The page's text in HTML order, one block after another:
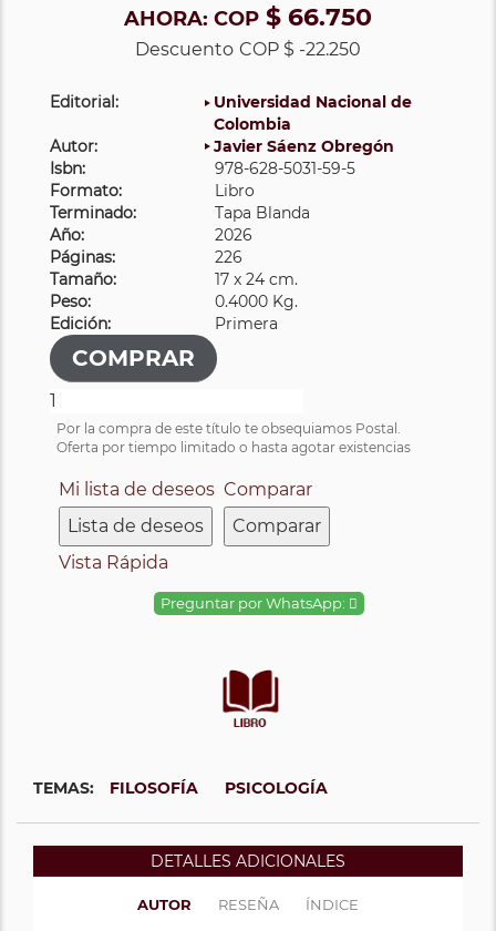
AHORA: COP $ 66.750
Descuento COP $ -22.250
Editorial:
Universidad Nacional de
Colombia
Autor:
Javier Sáenz Obregón
Isbn:
978-628-5031-59-5
Formato:
Libro
Terminado:
Tapa Blanda
Año:
2026
Páginas:
226
Tamaño:
17 x 24 cm.
Peso:
0.4000 Kg.
Edición:
Primera
Por la compra de este título te obsequiamos Postal.
Oferta por tiempo limitado o hasta agotar existencias
Mi lista de deseos
Lista de deseos
Comparar
Comparar
Vista Rápida
Preguntar por WhatsApp:
TEMAS: FILOSOFÍA PSICOLOGÍA
DETALLES ADICIONALES
AUTOR RESEÑA ÍNDICE